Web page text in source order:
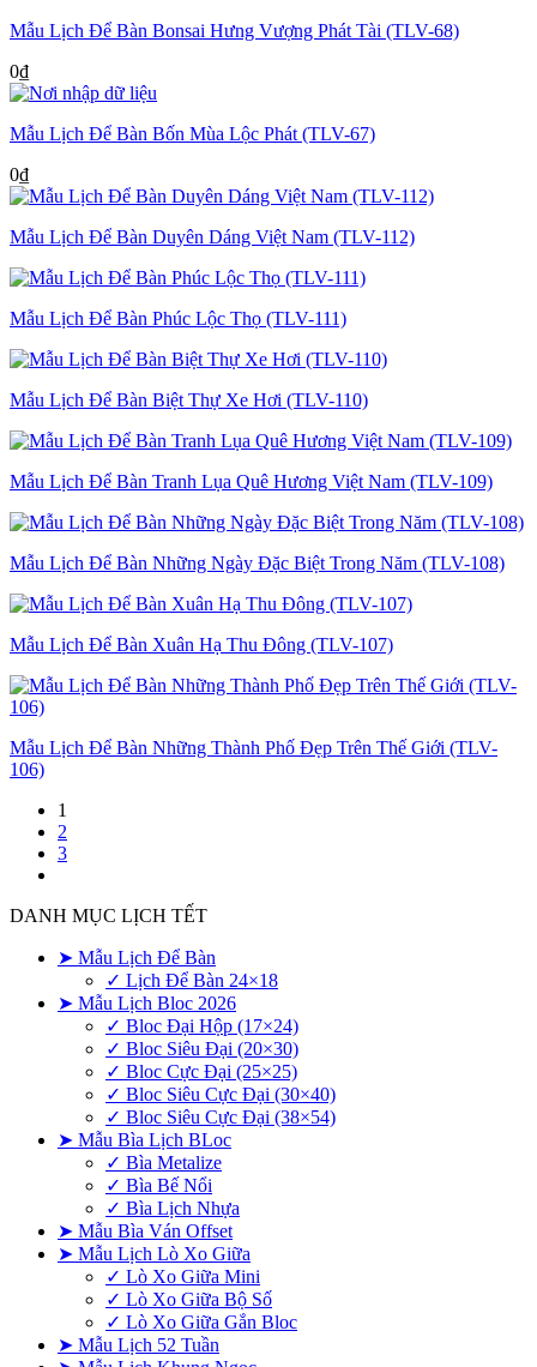
Mẫu Lịch Để Bàn Bonsai Hưng Vượng Phát Tài (TLV-68)
0₫
Mẫu Lịch Để Bàn Bốn Mùa Lộc Phát (TLV-67)
0₫
Mẫu Lịch Để Bàn Duyên Dáng Việt Nam (TLV-112)
Mẫu Lịch Để Bàn Phúc Lộc Thọ (TLV-111)
Mẫu Lịch Để Bàn Biệt Thự Xe Hơi (TLV-110)
Mẫu Lịch Để Bàn Tranh Lụa Quê Hương Việt Nam (TLV-109)
Mẫu Lịch Để Bàn Những Ngày Đặc Biệt Trong Năm (TLV-108)
Mẫu Lịch Để Bàn Xuân Hạ Thu Đông (TLV-107)
Mẫu Lịch Để Bàn Những Thành Phố Đẹp Trên Thế Giới (TLV-
106)
1
2
3
DANH MỤC LỊCH TẾT
➤ Mẫu Lịch Để Bàn
✓ Lịch Để Bàn 24×18
➤ Mẫu Lịch Bloc 2026
✓ Bloc Đại Hộp (17×24)
✓ Bloc Siêu Đại (20×30)
✓ Bloc Cực Đại (25×25)
✓ Bloc Siêu Cực Đại (30×40)
✓ Bloc Siêu Cực Đại (38×54)
➤ Mẫu Bìa Lịch BLoc
✓ Bìa Metalize
✓ Bìa Bế Nổi
✓ Bìa Lịch Nhựa
➤ Mẫu Bìa Ván Offset
➤ Mẫu Lịch Lò Xo Giữa
✓ Lò Xo Giữa Mini
✓ Lò Xo Giữa Bộ Số
✓ Lò Xo Giữa Gắn Bloc
➤ Mẫu Lịch 52 Tuần